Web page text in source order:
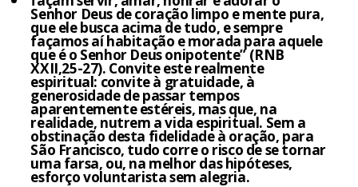
Senhor Deus de coração limpo e mente pura,
que ele busca acima de tudo, e sempre
façamos aí habitação e morada para aquele
que é o Senhor Deus onipotente” (RNB
XXII,25-27). Convite este realmente
espiritual: convite à gratuidade, à
generosidade de passar tempos
aparentemente estéreis, mas que, na
realidade, nutrem a vida espiritual. Sem a
obstinação desta fidelidade à oração, para
São Francisco, tudo corre o risco de se tornar
uma farsa, ou, na melhor das hipóteses,
esforço voluntarista sem alegria.